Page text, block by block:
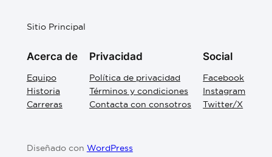
Sitio Principal
Acerca de
Equipo
Historia
Carreras
Privacidad
Política de privacidad
Términos y condiciones
Contacta con consotros
Social
Facebook
Instagram
Twitter/X
Diseñado con WordPress